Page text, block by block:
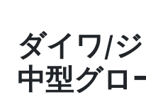
ダイワ/
中型グロ